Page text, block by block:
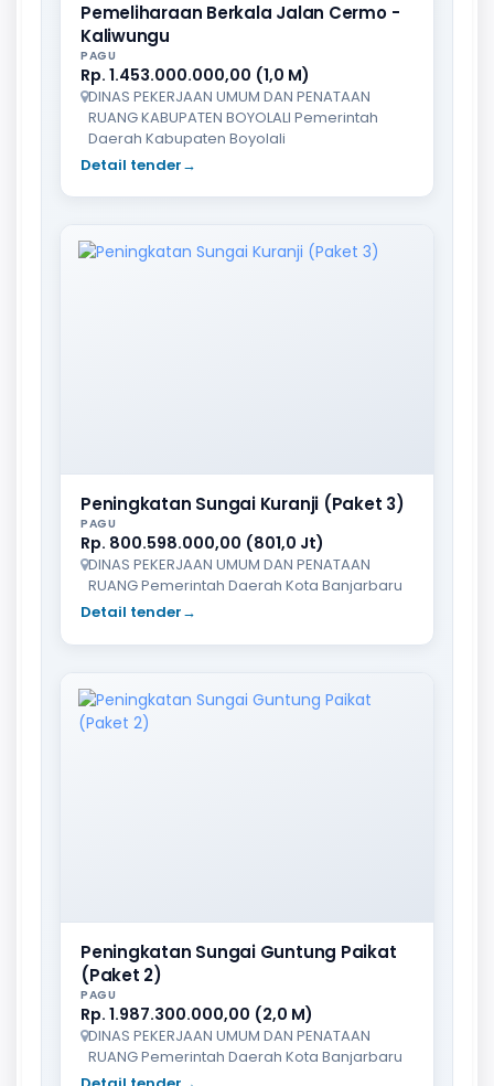
Pemeliharaan Berkala Jalan Cermo -
Kaliwungu
PAGU
Rp. 1.453.000.000,00 (1,0 M)
DINAS PEKERJAAN UMUM DAN PENATAAN
RUANG KABUPATEN BOYOLALI Pemerintah
Daerah Kabupaten Boyolali
Detail tender→
Peningkatan Sungai Kuranji (Paket 3)
PAGU
Rp. 800.598.000,00 (801,0 Jt)
DINAS PEKERJAAN UMUM DAN PENATAAN
RUANG Pemerintah Daerah Kota Banjarbaru
Detail tender→
Peningkatan Sungai Guntung Paikat
(Paket 2)
PAGU
Rp. 1.987.300.000,00 (2,0 M)
DINAS PEKERJAAN UMUM DAN PENATAAN
RUANG Pemerintah Daerah Kota Banjarbaru